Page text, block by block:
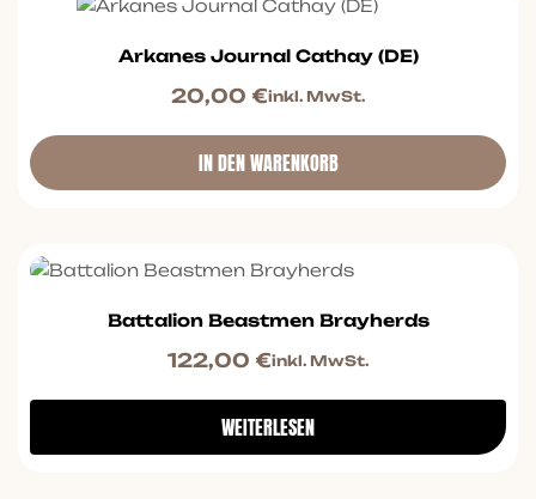
Arkanes Journal Cathay (DE)
20,00 €inkl. MwSt.
IN DEN WARENKORB
Battalion Beastmen Brayherds
122,00 €inkl. MwSt.
WEITERLESEN